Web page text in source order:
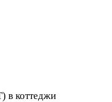
в коттеджи